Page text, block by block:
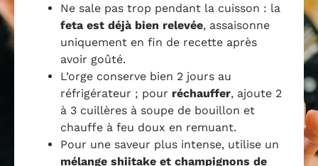
Ne sale pas trop pendant la cuisson : la
feta est déjà bien relevée, assaisonne
uniquement en fin de recette après
avoir goûté.
L’orge conserve bien 2 jours au
réfrigérateur ; pour réchauffer, ajoute 2
à 3 cuillères à soupe de bouillon et
chauffe à feu doux en remuant.
Pour une saveur plus intense, utilise un
mélange shiitake et champignons de